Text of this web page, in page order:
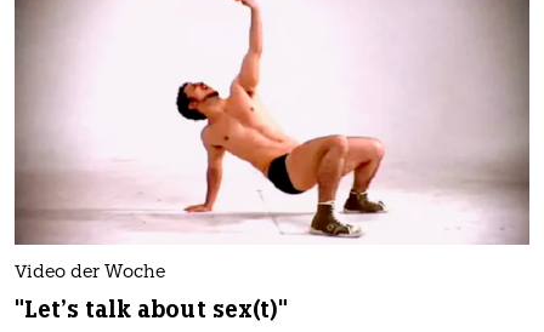
Video der Woche
"Let's talk about sex(t)"